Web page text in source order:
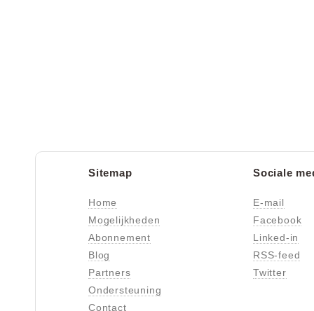
Sitemap
Home
Mogelijkheden
Abonnement
Blog
Partners
Ondersteuning
Contact
Sociale
E-mail
Facebook
Linked-in
RSS-feed
Twitter